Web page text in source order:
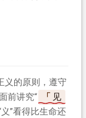
义的原则，遵守
前讲究“
见
义”看得比生命还